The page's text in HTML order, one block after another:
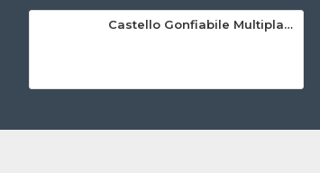
Castello Gonfiabile Multiplayer